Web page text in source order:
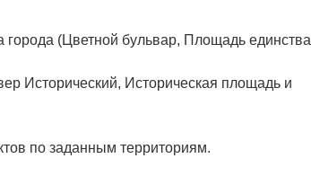
(Цветной бульвар, Площадь единства
Исторический, Историческая площадь и
по заданным территориям.